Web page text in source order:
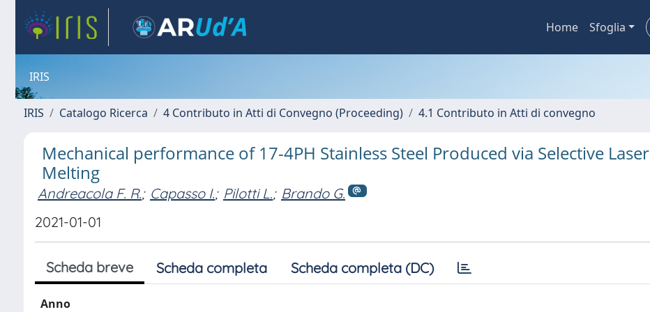
Home Sfoglia
IRIS
IRIS Catalogo Ricerca 4 Contributo in Atti di Convegno (Proceeding) 4.1 Contributo in Atti di convegno
Mechanical performance of 17-4PH Stainless Steel Produced via Selective Laser
Melting
Andreacola F. R.; Capasso I.; Pilotti L.; Brando G.
2021-01-01
Scheda breve Scheda completa Scheda completa (DC)
Anno